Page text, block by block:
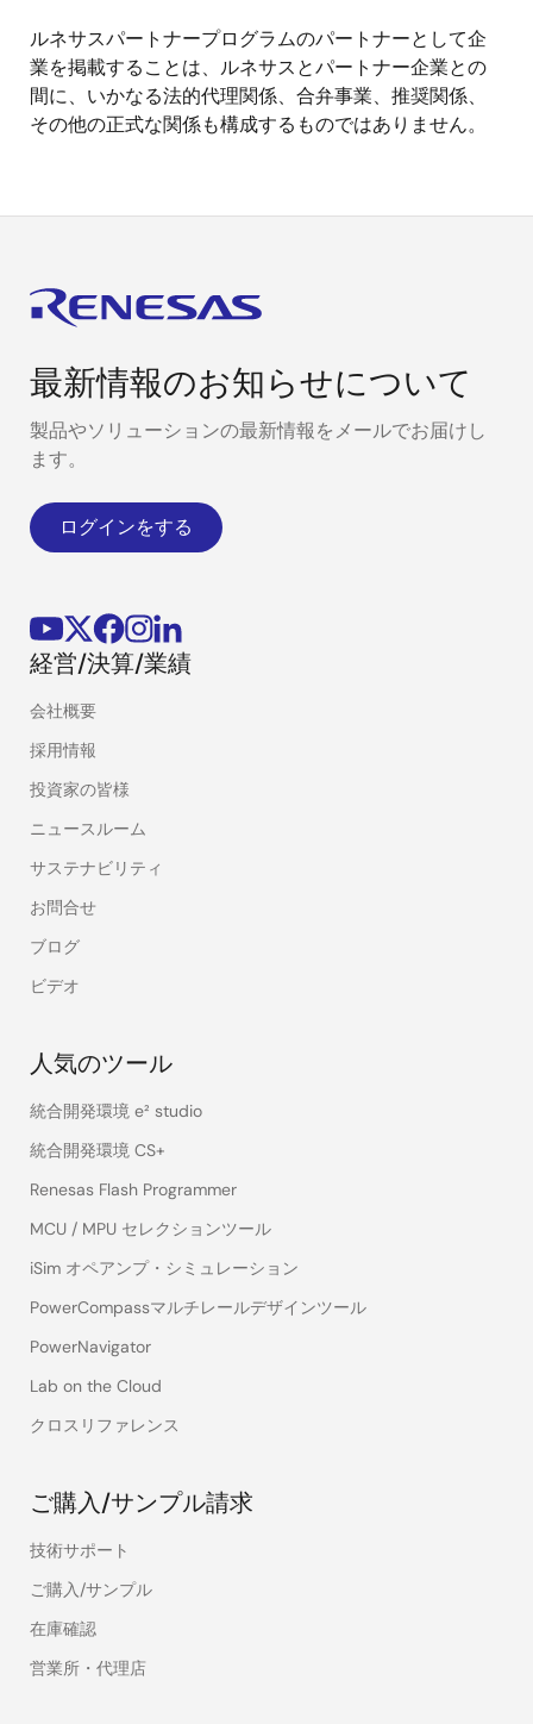
ルネサスパートナープログラムのパートナーとして企
業を掲載することは、ルネサスとパートナー企業との
間に、いかなる法的代理関係、合弁事業、推奨関係、
その他の正式な関係も構成するものではありません。
最新情報のお知らせについて
製品やソリューションの最新情報をメールでお届けし
ます。
ログインをする
経営/決算/業績
会社概要
採用情報
投資家の皆様
ニュースルーム
サステナビリティ
お問合せ
ブログ
ビデオ
人気のツール
統合開発環境 e² studio
統合開発環境 CS+
Renesas Flash Programmer
MCU / MPU セレクションツール
iSim オペアンプ・シミュレーション
PowerCompassマルチレールデザインツール
PowerNavigator
Lab on the Cloud
クロスリファレンス
ご購入/サンプル請求
技術サポート
ご購入/サンプル
在庫確認
営業所・代理店